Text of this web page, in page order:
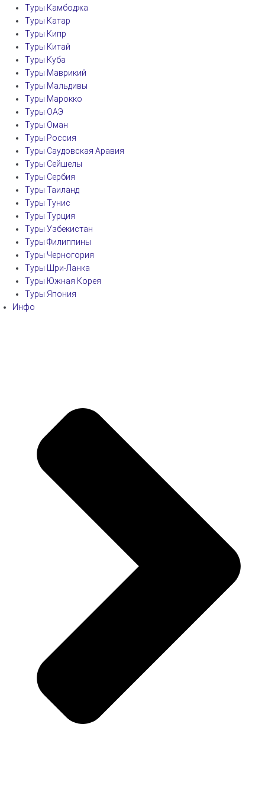
Туры Камбоджа
Туры Катар
Туры Кипр
Туры Китай
Туры Куба
Туры Маврикий
Туры Мальдивы
Туры Марокко
Туры ОАЭ
Туры Оман
Туры Россия
Туры Саудовская Аравия
Туры Сейшелы
Туры Сербия
Туры Таиланд
Туры Тунис
Туры Турция
Туры Узбекистан
Туры Филиппины
Туры Черногория
Туры Шри-Ланка
Туры Южная Корея
Туры Япония
Инфо